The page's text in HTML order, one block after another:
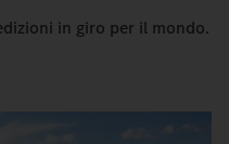
in giro per il mondo.